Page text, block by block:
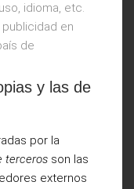
idioma, etc.
en
de
y las de
por la
terceros son las
externos